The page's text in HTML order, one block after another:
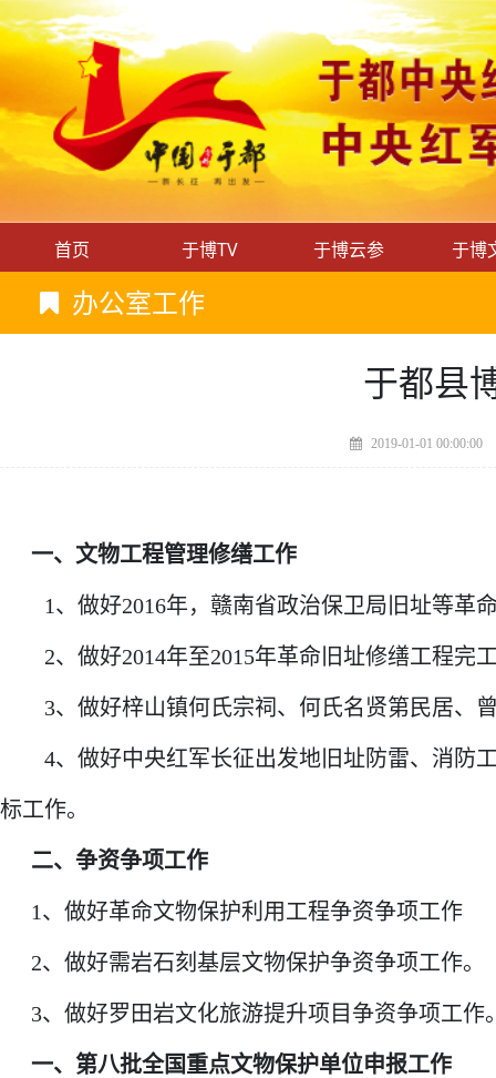
首页 于博TV 于博云参 于博
办公室工作
于都县
2019-01-01 00:00:00
一、文物工程管理修缮工作
1、做好2016年，赣南省政治保卫局旧址等革
2、做好2014年至2015年革命旧址修缮工程完
3、做好梓山镇何氏宗祠、何氏名贤第民居、
4、做好中央红军长征出发地旧址防雷、消防
标工作。
二、争资争项工作
1、做好革命文物保护利用工程争资争项工作
2、 做好需岩石刻基层文物保护争资争项工作。
3、 做好罗田岩文化旅游提升项目争资争项工作
一、 第八批全国重点文物保护单位申报工作